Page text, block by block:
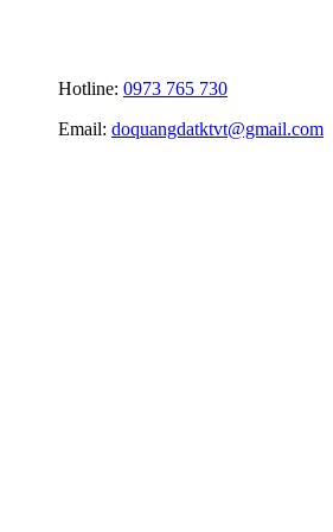
Hotline: 0973 765 730
Email: doquangdatktvt@gmail.com